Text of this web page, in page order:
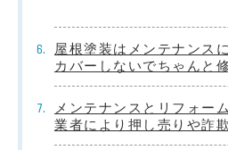
屋根塗装はメンテナンス
カバーしないでちゃんと
メンテナンスとリフォー
業者により押し売りや詐